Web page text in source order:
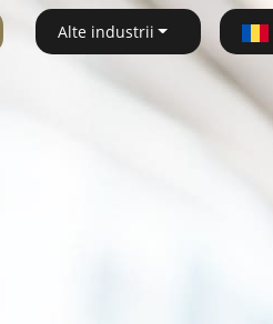
Alte industrii